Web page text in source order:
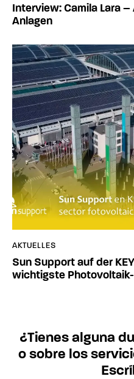
Interview: Camila Lara
Anlagen
AKTUELLES
Sun Support auf der
wichtigste
¿Tienes alguna
o sobre los